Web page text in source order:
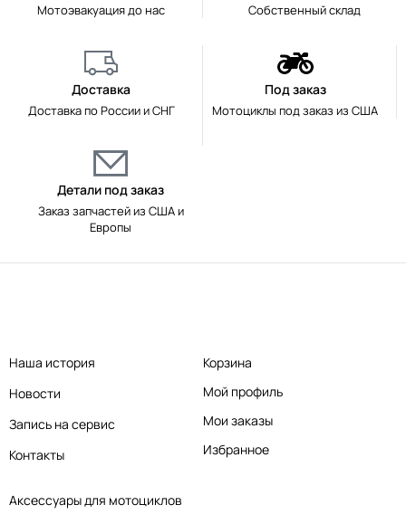
Мотоэвакуация до нас Собственный склад
Доставка
Доставка по России и СНГ
Под заказ
Мотоциклы под заказ из США
Детали под заказ
Заказ запчастей из США и
Европы
Аксессуары для мотоциклов
Наша история
Новости
Запись на сервис
Контакты
Корзина
Мой профиль
Мои заказы
Избранное